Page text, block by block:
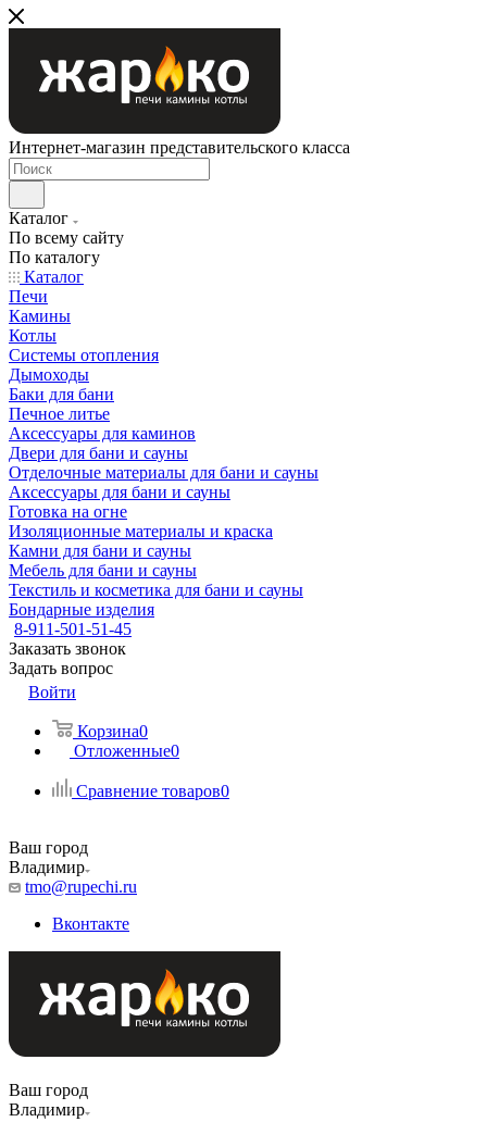
Интернет-магазин представительского класса
Каталог
По всему сайту
По каталогу
Каталог
Печи
Камины
Котлы
Системы отопления
Дымоходы
Баки для бани
Печное литье
Аксессуары для каминов
Двери для бани и сауны
Отделочные материалы для бани и сауны
Аксессуары для бани и сауны
Готовка на огне
Изоляционные материалы и краска
Камни для бани и сауны
Мебель для бани и сауны
Текстиль и косметика для бани и сауны
Бондарные изделия
8-911-501-51-45
Заказать звонок
Задать вопрос
Войти
Корзина0
Отложенные0
Сравнение товаров0
Ваш город
Владимир
tmo@rupechi.ru
Вконтакте
Ваш город
Владимир